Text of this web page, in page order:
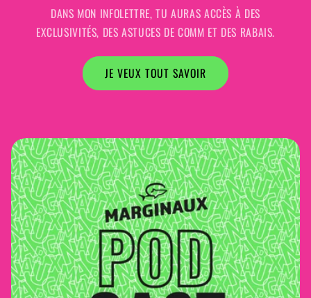
DANS MON INFOLETTRE, TU AURAS ACCÈS À DES
EXCLUSIVITÉS, DES ASTUCES DE COMM ET DES RABAIS.
JE VEUX TOUT SAVOIR